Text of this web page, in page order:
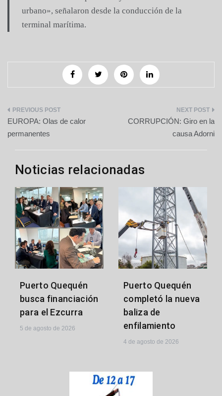
urbano», señalaron desde la conducción de la
terminal marítima.
Navegación
de
entradas
EUROPA: Olas de calor
permanentes
CORRUPCIÓN: Giro en la
causa Adorni
Noticias relacionadas
Puerto Quequén
busca financiación
para el Ezcurra
5 de agosto de 2026
Puerto Quequén
completó la nueva
baliza de
enfilamiento
4 de agosto de 2026